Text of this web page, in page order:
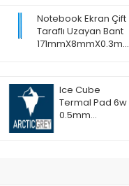
Notebook Ekran Çift
Taraflı Uzayan Bant
171mmX8mmX0.3mm
Ice Cube
Termal Pad 6w
0.5mm